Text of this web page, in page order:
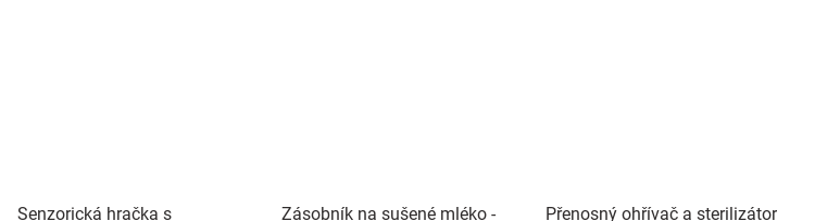
Senzorická hračka s
Zásobník na sušené mléko -
Přenosný ohřívač a sterilizátor